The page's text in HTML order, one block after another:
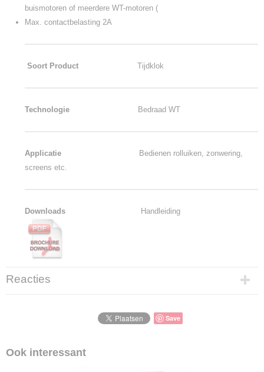
buismotoren of meerdere WT-motoren (
Max. contactbelasting 2A
Soort Product Tijdklok
Technologie Bedraad WT
Applicatie
Bedienen rolluiken, zonwering,
screens etc.
Downloads Handleiding
Reacties
Save
Ook interessant